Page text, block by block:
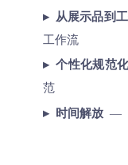
▸ 从展示品到
工作流
▸ 个性化规范
范
▸ 时间解放 —